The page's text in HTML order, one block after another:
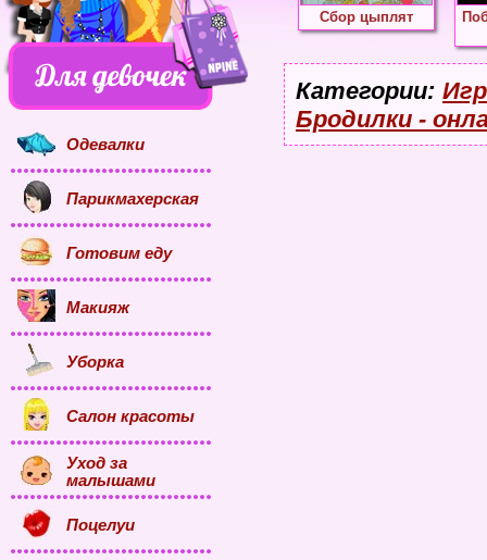
Сбор цыплят
Категории:
Бродилки -
Одевалки
Парикмахерская
Готовим еду
Макияж
Уборка
Салон красоты
Уход за
малышами
Поцелуи